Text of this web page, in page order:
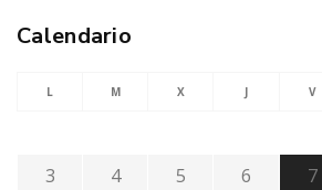
Calendario
L M X J V
3
4 5 6 7